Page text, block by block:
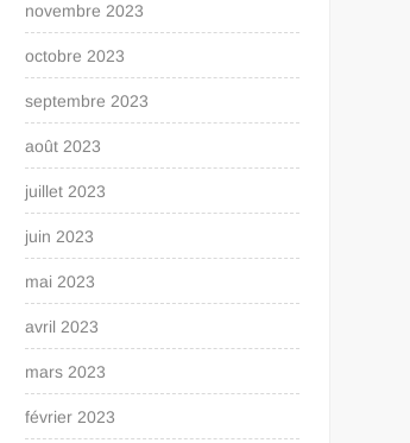
novembre 2023
octobre 2023
septembre 2023
août 2023
juillet 2023
juin 2023
mai 2023
avril 2023
mars 2023
février 2023